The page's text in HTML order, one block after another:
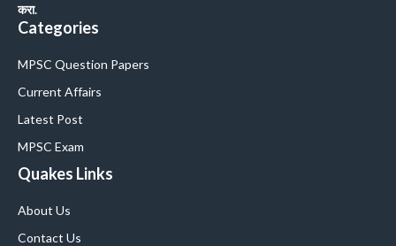
करा.
Categories
MPSC Question Papers
Current Affairs
Latest Post
MPSC Exam
Quakes Links
About Us
Contact Us